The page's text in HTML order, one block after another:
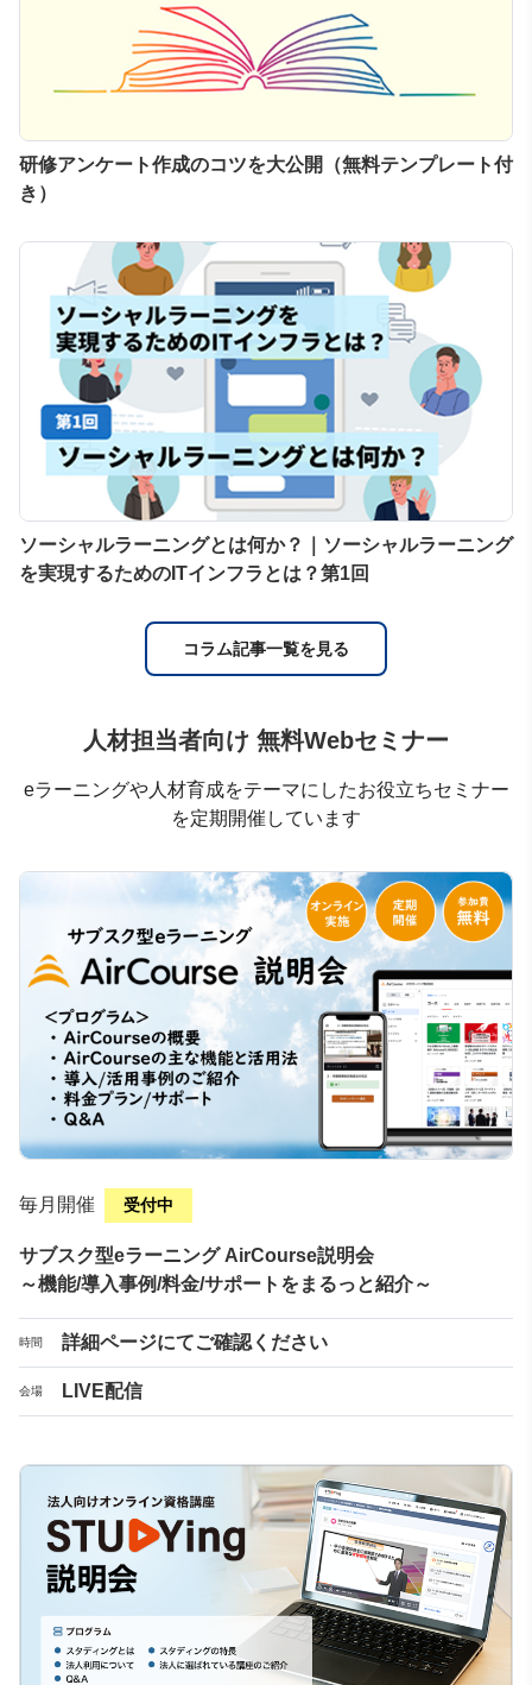
研修アンケート作成のコツを大公開（無料テンプレート付
き）
ソーシャルラーニングとは何か？｜ソーシャルラーニング
を実現するためのITインフラとは？第1回
コラム記事一覧を見る
人材担当者向け 無料Webセミナー
eラーニングや人材育成をテーマにしたお役立ちセミナー
を定期開催しています
毎月開催 受付中
サブスク型eラーニング AirCourse説明会
～機能/導入事例/料金/サポートをまるっと紹介～
時間 詳細ページにてご確認ください
会場 LIVE配信